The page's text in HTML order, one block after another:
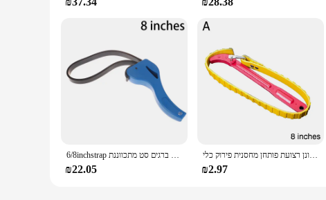
6/8inchstrap ברגים סט אוניברסלי גומי רצועת ברגים שמן מסנן רצועה מפתח מפתח ברגים סט מתכווננת
₪22.05
חגורת ברגים רב תכליתי מתכוונן ברגים שרשרת ברגים רצועת פותחן מתכוונן רצועת פותחן מחסנית פירוק כלי
₪2.97